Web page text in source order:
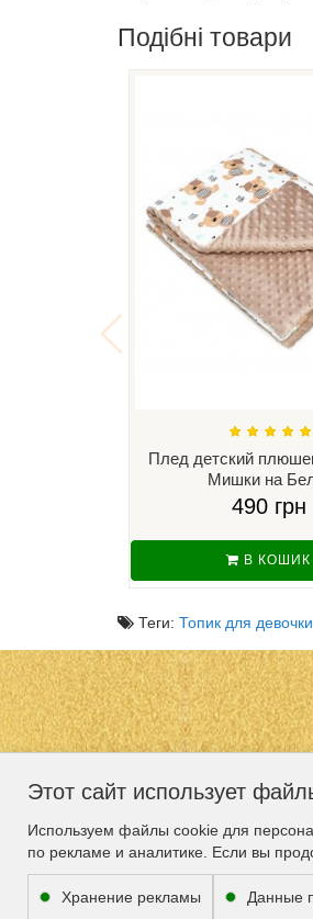
Подібні товари
Плед детский
Мишки на
490 грн
В КОШИК
Теги: Топик для
Гарантия
Доставка
Этот сайт использует
Используем файлы cookie для
по рекламе и аналитике. Если вы
Хранение рекламы Данные